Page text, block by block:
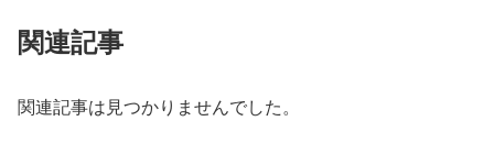
関連記事
関連記事は見つかりませんでした。